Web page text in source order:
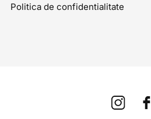
Politica de confidentialitate